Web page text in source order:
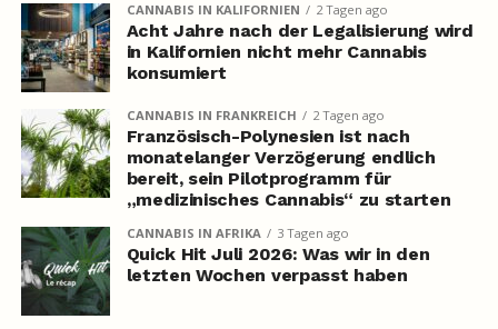
CANNABIS IN KALIFORNIEN 2 Tagen ago
Acht Jahre nach der Legalisierung wird
in Kalifornien nicht mehr Cannabis
konsumiert
CANNABIS IN FRANKREICH 2 Tagen ago
Französisch-Polynesien ist nach
monatelanger Verzögerung endlich
bereit, sein Pilotprogramm für
„medizinisches Cannabis“ zu starten
CANNABIS IN AFRIKA 3 Tagen ago
Quick Hit Juli 2026: Was wir in den
letzten Wochen verpasst haben